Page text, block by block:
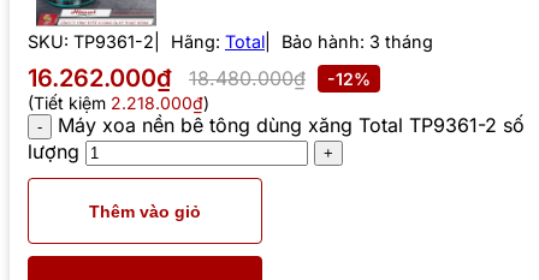
SKU: TP9361-2 Hãng: Total Bảo hành: 3 tháng
16.262.000₫ 18.480.000₫
-12%
(Tiết kiệm 2.218.000₫)
Máy xoa nền bê tông dùng xăng Total TP9361-2 số
lượng
Thêm vào giỏ